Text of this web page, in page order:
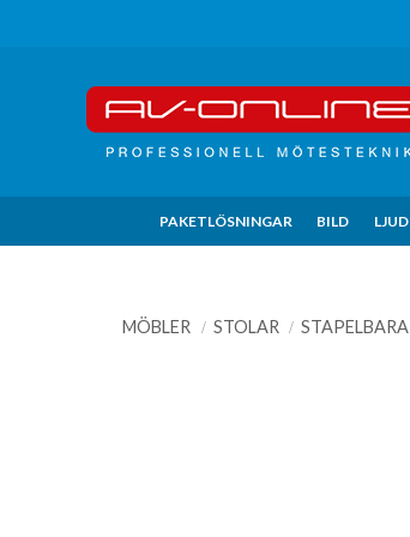
PAKETLÖSNINGAR BILD LJUD
MÖBLER STOLAR